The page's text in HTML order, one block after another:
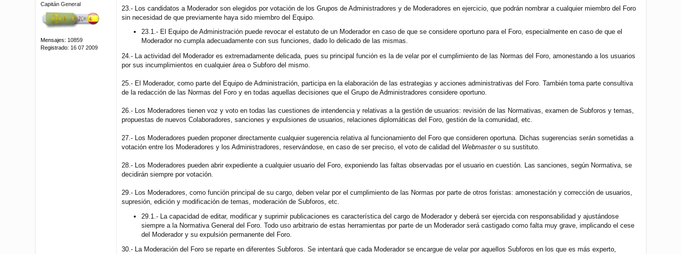
Capitán General
Mensajes: 10859
Registrado: 16 07 2009
23.- Los candidatos a Moderador son elegidos por votación de los Grupos de Administradores y de Moderadores en ejercicio, que podrán nombrar a cualquier miembro del Foro
sin necesidad de que previamente haya sido miembro del Equipo.
23.1.- El Equipo de Administración puede revocar el estatuto de un Moderador en caso de que se considere oportuno para el Foro, especialmente en caso de que el
Moderador no cumpla adecuadamente con sus funciones, dado lo delicado de las mismas.
24.- La actividad del Moderador es extremadamente delicada, pues su principal función es la de velar por el cumplimiento de las Normas del Foro, amonestando a los usuarios
por sus incumplimientos en cualquier área o Subforo del mismo.
25.- El Moderador, como parte del Equipo de Administración, participa en la elaboración de las estrategias y acciones administrativas del Foro. También toma parte consultiva
de la redacción de las Normas del Foro y en todas aquellas decisiones que el Grupo de Administradores considere oportuno.
26.- Los Moderadores tienen voz y voto en todas las cuestiones de intendencia y relativas a la gestión de usuarios: revisión de las Normativas, examen de Subforos y temas,
propuestas de nuevos Colaboradores, sanciones y expulsiones de usuarios, relaciones diplomáticas del Foro, gestión de la comunidad, etc.
27.- Los Moderadores pueden proponer directamente cualquier sugerencia relativa al funcionamiento del Foro que consideren oportuna. Dichas sugerencias serán sometidas a
votación entre los Moderadores y los Administradores, reservándose, en caso de ser preciso, el voto de calidad del Webmastero su sustituto.
28.- Los Moderadores pueden abrir expediente a cualquier usuario del Foro, exponiendo las faltas observadas por el usuario en cuestión. Las sanciones, según Normativa, se
decidirán siempre por votación.
29.- Los Moderadores, como función principal de su cargo, deben velar por el cumplimiento de las Normas por parte de otros foristas: amonestación y corrección de usuarios,
supresión, edición y modificación de temas, moderación de Subforos, etc.
29.1.- La capacidad de editar, modificar y suprimir publicaciones es característica del cargo de Moderador y deberá ser ejercida con responsabilidad y ajustándose
siempre a la Normativa General del Foro. Todo uso arbitrario de estas herramientas por parte de un Moderador será castigado como falta muy grave, implicando el cese
del Moderador y su expulsión permanente del Foro.
30.- La Moderación del Foro se reparte en diferentes Subforos. Se intentará que cada Moderador se encargue de velar por aquellos Subforos en los que es más experto,